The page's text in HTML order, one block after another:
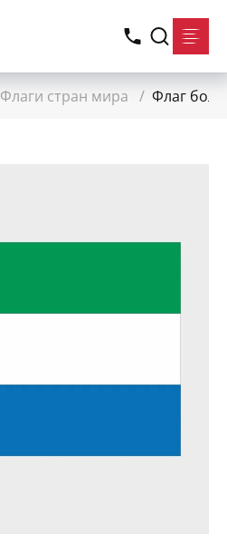
Флаги стран мира / Флаг